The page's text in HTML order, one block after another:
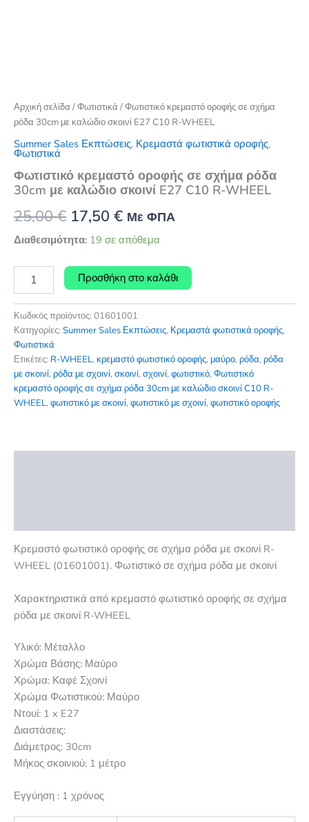
Αρχική σελίδα /Φωτιστικά / Φωτιστικό κρεμαστό οροφής σε σχήμα
ρόδα 30cm με καλώδιο σκοινί E27 C10 R-WHEEL
Summer Sales Εκπτώσεις, Κρεμαστά φωτιστικά οροφής,
Φωτιστικά
Φωτιστικό κρεμαστό οροφής σε σχήμα ρόδα
30cm με καλώδιο σκοινί E27 C10 R-WHEEL
25,00€ Original
price
was:
25,00 €.
17,50 €Η
τρέχουσα
τιμή
είναι:
17,50 €.
Με ΦΠΑ
Διαθεσιμότητα: 19 σε απόθεμα
κρεμαστό
σε
σχήμα
ρόδα
30cm
καλώδιο
σκοινί
E27
WHEEL
Προσθήκη στο καλάθι
Κωδικός προϊόντος: 01601001
Κατηγορίες: Summer Sales Εκπτώσεις, Κρεμαστά φωτιστικά οροφής,
Φωτιστικά
Ετικέτες: R-WHEEL, κρεμαστό φωτιστικό οροφής, μαύρο, ρόδα, ρόδα
με σκοινί, ρόδα με σχοινί, σκοινί, σχοινί, φωτιστικό, Φωτιστικό
κρεμαστό οροφής σε σχήμα ρόδα 30cm με καλώδιο σκοινί C10 R-
WHEEL, φωτιστικό με σκοινί, φωτιστικό με σχοινί, φωτιστικό οροφής
Κρεμαστό φωτιστικό οροφής σε σχήμα ρόδα με σκοινί R-
WHEEL (01601001). Φωτιστικό σε σχήμα ρόδα με σκοινί
Χαρακτηριστικά από κρεμαστό φωτιστικό οροφής σε σχήμα
ρόδα με σκοινί R-WHEEL
Υλικό: Μέταλλο
Χρώμα Βάσης: Μαύρο
Χρώμα: Καφέ Σχοινί
Χρώμα Φωτιστικού: Μαύρο
Ντουί: 1 x E27
Διαστάσεις:
Διάμετρος: 30cm
Μήκος σκοινιού: 1 μέτρο
Εγγύηση : 1 χρόνος